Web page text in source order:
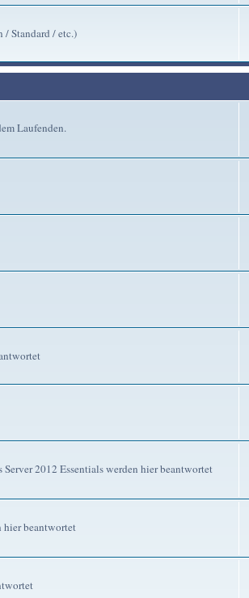
/ Standard / etc.)
Laufenden.
2012 Essentials werden hier beantwortet
hier beantwortet